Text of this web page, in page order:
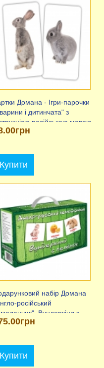
Домана - Ігри-парочки
і дитинчата" з
російською мовою,
з пелюшок
Купити
набір Домана
російський
Вундеркінд з
"
Купити